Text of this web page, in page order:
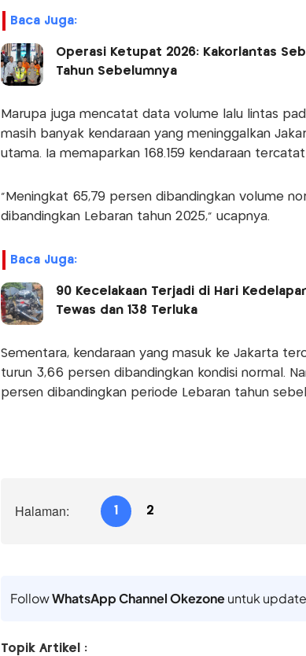
Baca Juga:
Operasi Ketupat 2026: Kakorlantas
Tahun Sebelumnya
Marupa juga mencatat data volume lalu lintas
masih banyak kendaraan yang meninggalkan
utama. Ia memaparkan 168.159 kendaraan
"Meningkat 65,79 persen dibandingkan volume
dibandingkan Lebaran tahun 2025," ucapnya.
Baca Juga:
90 Kecelakaan Terjadi di Hari
Tewas dan 138 Terluka
Sementara, kendaraan yang masuk ke Jakarta
turun 3,66 persen dibandingkan kondisi normal.
persen dibandingkan periode Lebaran tahun
Halaman: 1 2
FollowWhatsApp Channel Okezoneuntuk
Topik Artikel :